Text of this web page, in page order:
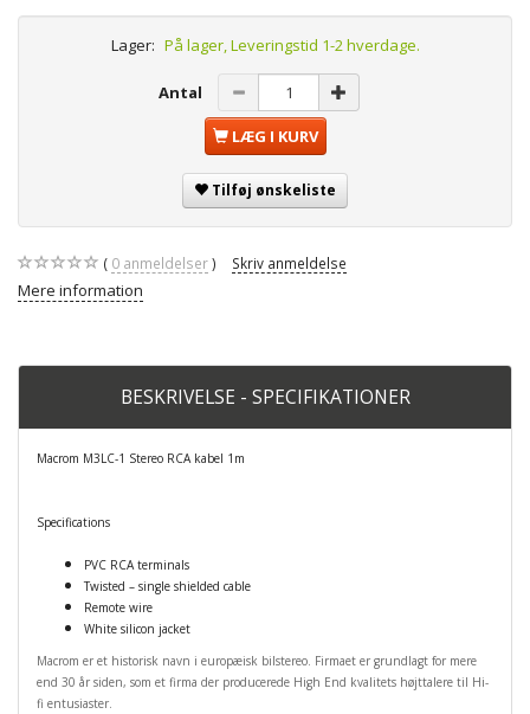
Lager: På lager, Leveringstid 1-2 hverdage.
Antal
LÆG I KURV
Tilføj ønskeliste
0 anmeldelser Skriv anmeldelse
Mere information
BESKRIVELSE - SPECIFIKATIONER
Macrom M3LC-1 Stereo RCA kabel 1m
Specifications
PVC RCA terminals
Twisted – single shielded cable
Remote wire
White silicon jacket
Macrom er et historisk navn i europæisk bilstereo. Firmaet er grundlagt for mere
end 30 år siden, som et firma der producerede High End kvalitets højttalere til Hi-
fi entusiaster.